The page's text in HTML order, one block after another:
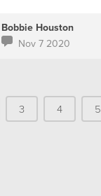
Bobbie Houston
Nov 7 2020
3 4 5